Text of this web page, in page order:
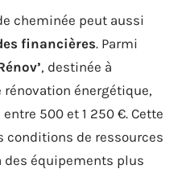
cheminée peut aussi
financières. Parmi
, destinée à
énergétique,
500 et 1 250 €. Cette
conditions de ressources
des équipements plus